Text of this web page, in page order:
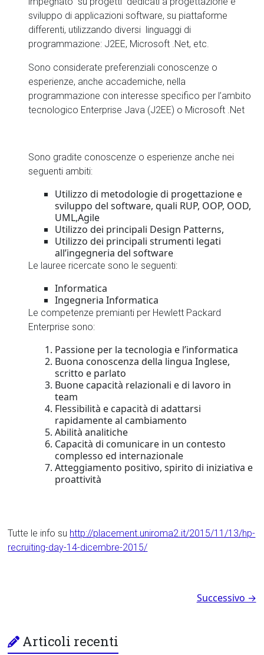
sviluppo di applicazioni software, su piattaforme
differenti, utilizzando diversi linguaggi di
programmazione: J2EE, Microsoft .Net, etc.
Sono considerate preferenziali conoscenze o
esperienze, anche accademiche, nella
programmazione con interesse specifico per l’ambito
tecnologico Enterprise Java (J2EE) o Microsoft .Net
Sono gradite conoscenze o esperienze anche nei
seguenti ambiti:
Utilizzo di metodologie di progettazione e
sviluppo del software, quali RUP, OOP, OOD,
UML,Agile
Utilizzo dei principali Design Patterns,
Utilizzo dei principali strumenti legati
all’ingegneria del software
Le lauree ricercate sono le seguenti:
Informatica
Ingegneria Informatica
Le competenze premianti per Hewlett Packard
Enterprise sono:
Passione per la tecnologia e l’informatica
Buona conoscenza della lingua Inglese,
scritto e parlato
Buone capacità relazionali e di lavoro in
team
Flessibilità e capacità di adattarsi
rapidamente al cambiamento
Abilità analitiche
Capacità di comunicare in un contesto
complesso ed internazionale
Atteggiamento positivo, spirito di iniziativa e
proattività
Tutte le info su http://placement.uniroma2.it/2015/11/13/hp-
recruiting-day-14-dicembre-2015/
Successivo →
Articoli recenti